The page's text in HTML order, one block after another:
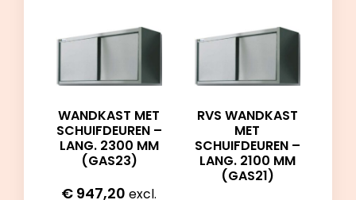
WANDKAST MET
SCHUIFDEUREN –
LANG. 2300 MM
(GAS23)
€ 947,20 excl.
RVS WANDKAST
MET
SCHUIFDEUREN –
LANG. 2100 MM
(GAS21)